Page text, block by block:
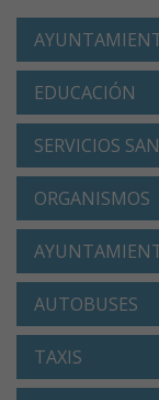
EDUCACIÓN
SERVICIOS
ORGANISMOS
AUTOBUSES
TAXIS